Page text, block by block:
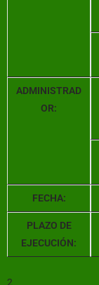
ADMINISTRAD
OR:
FECHA:
PLAZO DE
EJECUCIÓN:
2